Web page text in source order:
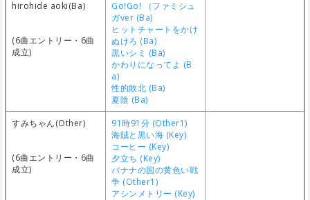
hirohide aoki(Ba)
(6曲エントリー・6曲
成立)
Go!Go! （ファミシュ
ガver (Ba)
ヒットチャートをかけ
ぬけろ (Ba)
黒いシミ (Ba)
かわりになってよ (B
a)
性的敗北 (Ba)
夏陰 (Ba)
すみちゃん(Other)
(6曲エントリー・6曲
成立)
91時91分 (Other1)
海賊と黒い海 (Key)
コーヒー (Key)
夕立ち (Key)
バナナの国の黄色い戦
争 (Other1)
アシンメトリー (Key)